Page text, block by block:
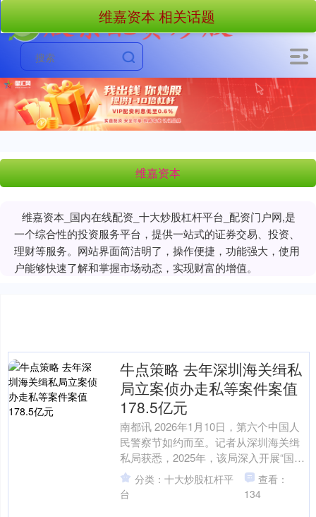
维嘉资本
维嘉资本_国内在线配资_十大炒股杠杆平台_配资门户网,是
一个综合性的投资服务平台，提供一站式的证券交易、投资、
理财等服务。网站界面简洁明了，操作便捷，功能强大，使用
户能够快速了解和掌握市场动态，实现财富的增值。
维嘉资本 相关话题
牛点策略 去年深圳海关缉私
局立案侦办走私等案件案值
178.5亿元
南都讯 2026年1月10日，第六个中国人
民警察节如约而至。记者从深圳海关缉
私局获悉，2025年，该局深入开展“国门
利剑2025”联合行动，依法严厉打击各类
走私....
分类：十大炒股杠杆平
台
查看：
134